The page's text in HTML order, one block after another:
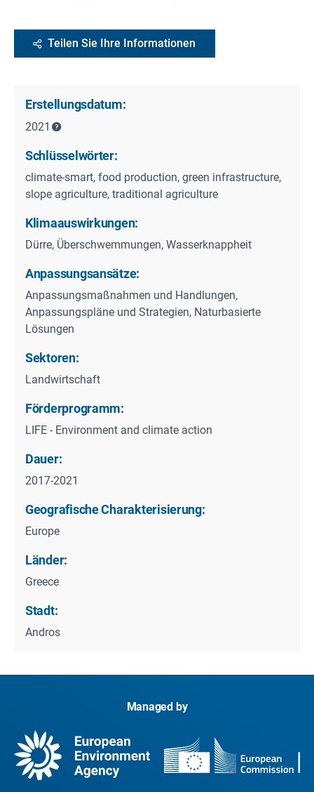
Teilen Sie Ihre Informationen
Erstellungsdatum:
2021
Schlüsselwörter:
climate-smart, food production, green infrastructure,
slope agriculture, traditional agriculture
Klimaauswirkungen:
Dürre, Überschwemmungen, Wasserknappheit
Anpassungsansätze:
Anpassungsmaßnahmen und Handlungen,
Anpassungspläne und Strategien, Naturbasierte
Lösungen
Sektoren:
Landwirtschaft
Förderprogramm:
LIFE - Environment and climate action
Dauer:
2017-2021
Geografische Charakterisierung:
Europe
Länder:
Greece
Stadt:
Andros
Managed by